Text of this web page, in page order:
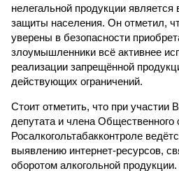
нелегальной продукции
защиты населения. Он отметил,
уверены в безопасности
злоумышленники всё активнее
реализации запрещённой
действующих ограничений.
Стоит отметить, что при участии
депутата и члена Общественного
Росалкогольтабакконтроле
выявлению интернет-ресурсов,
оборотом алкогольной